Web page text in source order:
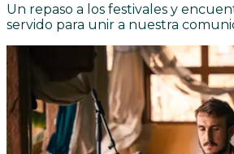
Un repaso a los festivales y
servido para unir a nuestra